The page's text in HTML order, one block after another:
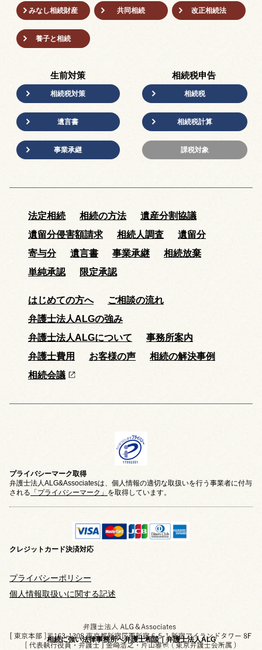
相続に強い法律事務所へ弁護士相談｜弁護士法人ALG
みなし相続財産 共同相続 改正相続法
養子と相続
生前対策
相続税対策
遺言書
事業承継
相続税申告
相続税
相続税計算
課税対象
法定相続 相続の方法
遺産分割協議
遺留分侵害額請求
相続人調査
遺留分
寄与分
遺言書 事業承継
相続放棄
単純承認
限定承認
はじめての方へ
ご相談の流れ
弁護士法人ALGの強み
弁護士法人ALGについて
事務所案内
弁護士費用
お客様の声
相続の解決事例
相続会議
プライバシーマーク取得
弁護士法人ALG&Associatesは、個人情報の適切な取扱いを行う事業者に付与
される 「プライバシーマーク」 を取得しています。
クレジットカード決済対応
プライバシーポリシー
個人情報取扱いに関する記述